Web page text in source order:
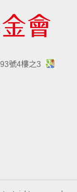
號4樓之3